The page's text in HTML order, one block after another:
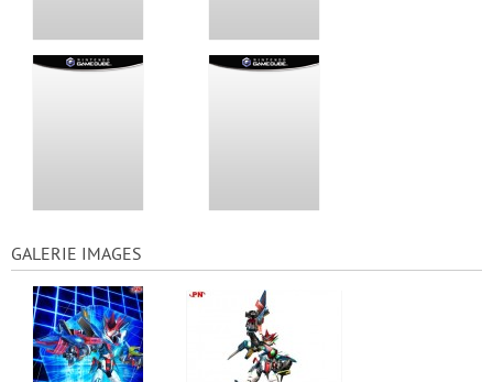
GALERIE IMAGES